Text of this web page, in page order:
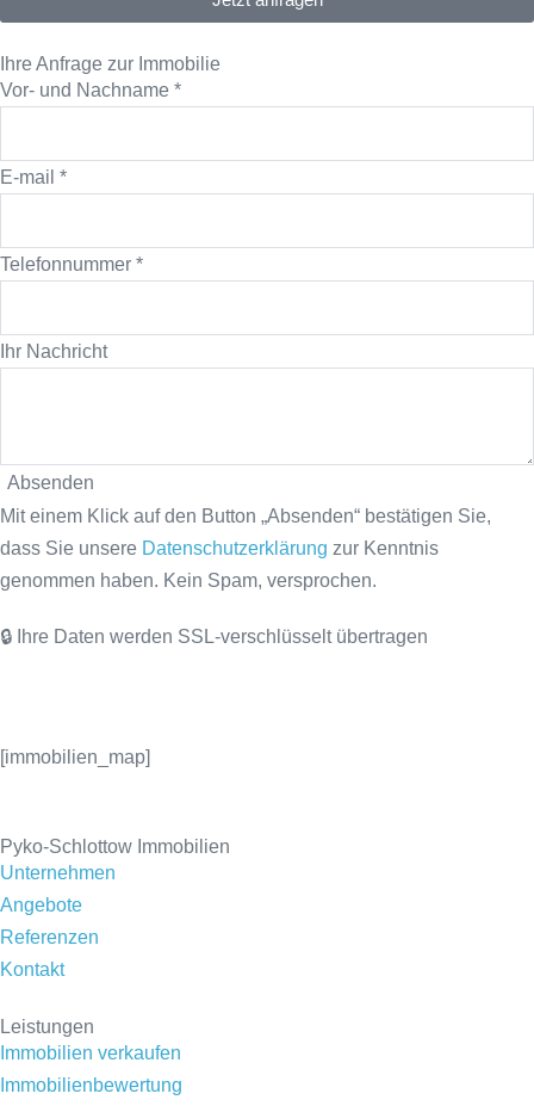
Ihre Anfrage zur Immobilie
Vor- und Nachname *
E-mail *
Telefonnummer *
Ihr Nachricht
Absenden
Mit einem Klick auf den Button „Absenden“ bestätigen Sie,
dass Sie unsere Datenschutzerklärung zur Kenntnis
genommen haben. Kein Spam, versprochen.
🔒 Ihre Daten werden SSL-verschlüsselt übertragen
[immobilien_map]
Pyko-Schlottow Immobilien
Unternehmen
Angebote
Referenzen
Kontakt
Leistungen
Immobilien verkaufen
Immobilienbewertung